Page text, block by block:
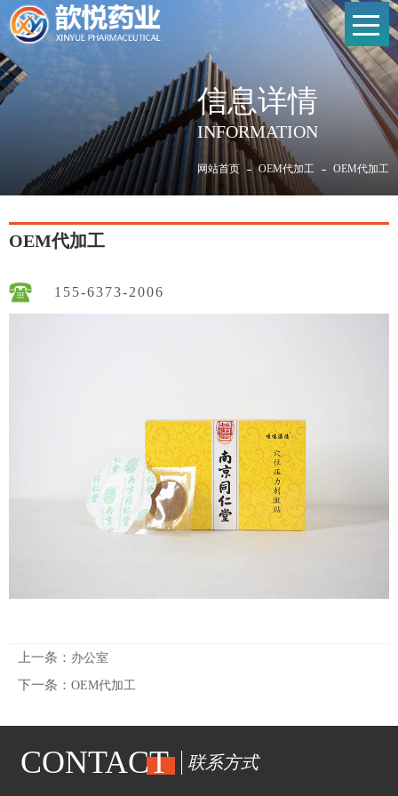
信息详情
INFORMATION
网站首页 OEM代加工 OEM代加工
OEM代加工
155-6373-2006
上一条： 办公室
下一条： OEM代加工
CONTACT 联系方式